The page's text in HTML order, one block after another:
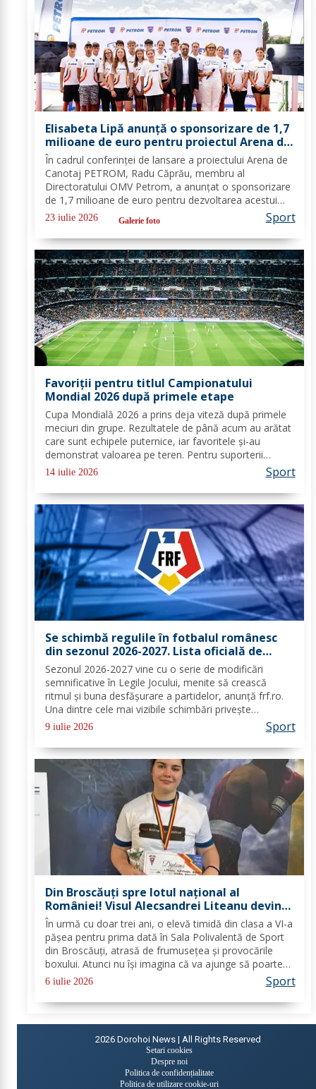
Elisabeta Lipă anunță o sponsorizare de 1,7
milioane de euro pentru proiectul Arena de
Canotaj PETROM
În cadrul conferinței de lansare a proiectului Arena de
Canotaj PETROM, Radu Căprău, membru al
Directoratului OMV Petrom, a anunțat o sponsorizare
de 1,7 milioane de euro pentru dezvoltarea acestui
proiect de mare însemnătate pentru canotajul și
sportul românesc. Investiția completează...
23 iulie 2026 Galerie foto Sport
Favoriții pentru titlul Campionatului
Mondial 2026 după primele etape
Cupa Mondială 2026 a prins deja viteză după primele
meciuri din grupe. Rezultatele de până acum au arătat
care sunt echipele puternice, iar favoritele și-au
demonstrat valoarea pe teren. Pentru suporterii
români care urmăresc cu sufletul la gură fiecare
14 iulie 2026 Sport
Se schimbă regulile în fotbalul românesc
din sezonul 2026-2027. Lista oficială de
modificări prezentată de FRF
Sezonul 2026-2027 vine cu o serie de modificări
semnificative în Legile Jocului, menite să crească
ritmul şi buna desfăşurare a partidelor, anunţă frf.ro.
Una dintre cele mai vizibile schimbări priveşte
procedura înlocuirilor: jucătorii înlocuiţi au la dispoziţie
9 iulie 2026 Sport
Din Broscăuți spre lotul național al
României! Visul Alecsandrei Liteanu devine
realitate
În urmă cu doar trei ani, o elevă timidă din clasa a VI-a
pășea pentru prima dată în Sala Polivalentă de Sport
din Broscăuți, atrasă de frumusețea și provocările
boxului. Atunci nu își imagina că va ajunge să poarte
tricoul României și să se pregătească alături de cei
6 iulie 2026 Sport
2026 Dorohoi News | All Rights Reserved
Setari cookies
Despre noi
Politica de confidențialitate
Politica de utilizare cookie-uri